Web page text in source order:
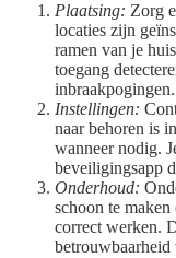
Plaatsing: Zorg
locaties zijn
ramen van je
toegang
inbraakpogingen.
Instellingen:
naar behoren is
wanneer nodig.
beveiligingsapp
Onderhoud:
schoon te maken
correct werken.
betrouwbaarheid